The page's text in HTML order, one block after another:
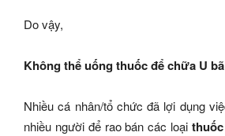
Do vậy,
Không thể uống thuốc để chữa U
Nhiều cá nhân/tổ chức đã lợi dụng
nhiều người để rao bán các loại